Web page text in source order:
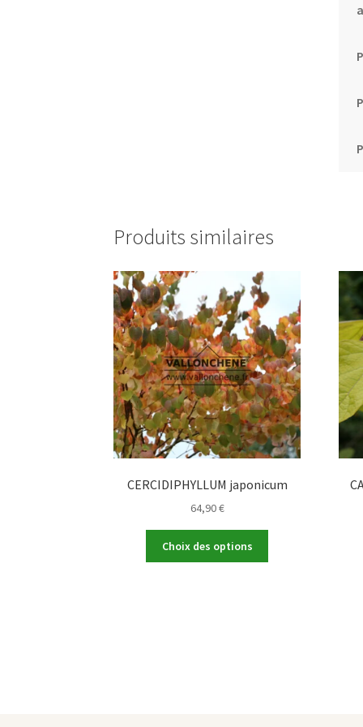
Produits similaires
CERCIDIPHYLLUM japonicum
64,90€
Choix des options